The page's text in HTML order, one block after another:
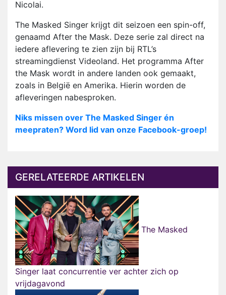
Nicolai.
The Masked Singer krijgt dit seizoen een spin-off,
genaamd After the Mask. Deze serie zal direct na
iedere aflevering te zien zijn bij RTL’s
streamingdienst Videoland. Het programma After
the Mask wordt in andere landen ook gemaakt,
zoals in België en Amerika. Hierin worden de
afleveringen nabesproken.
Niks missen over The Masked Singer én
meepraten? Word lid van onze Facebook-groep!
GERELATEERDE ARTIKELEN
The Masked
Singer laat concurrentie ver achter zich op
vrijdagavond